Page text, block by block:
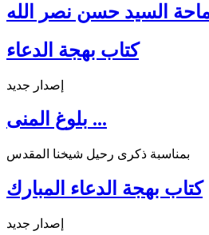
السيد حسن نصر الله
كتاب بهجة الدعاء
إصدار جديد
بلوغ المنى ...
بمناسبة ذكرى رحيل شيخنا المقدس
كتاب بهجة الدعاء المبارك
إصدار جديد